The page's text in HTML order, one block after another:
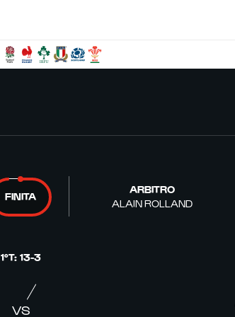
FINITA
ARBITRO
ALAIN ROLLAND
1°T:13-3
VS